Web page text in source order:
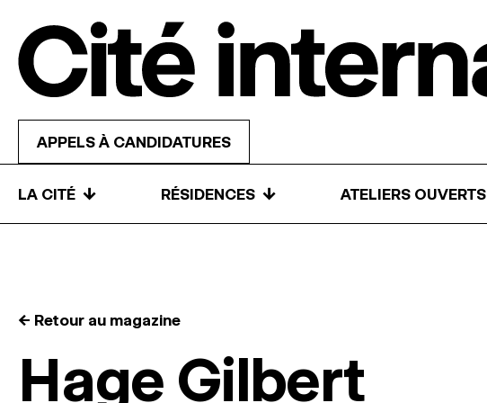
APPELS À CANDIDATURES
LA CITÉ ↓ RÉSIDENCES ↓ ATELIERS OUVERTS
← Retour au magazine
Hage Gilbert